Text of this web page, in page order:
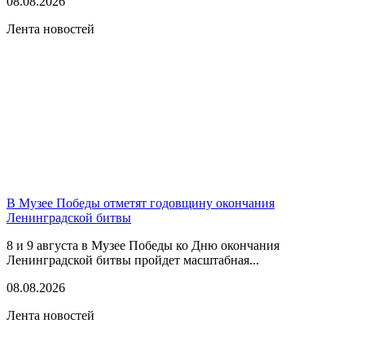
Лента новостей
В Музее Победы отметят годовщину окончания
Ленинградской битвы
8 и 9 августа в Музее Победы ко Дню окончания
Ленинградской битвы пройдет масштабная...
08.08.2026
Лента новостей